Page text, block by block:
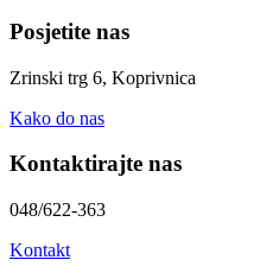
Posjetite nas
Zrinski trg 6, Koprivnica
Kako do nas
Kontaktirajte nas
048/622-363
Kontakt